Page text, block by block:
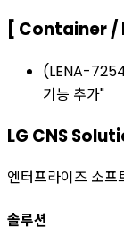
[ Container /
(LENA-
기능 추가"
LG CNS
엔터프라이즈 소프
솔루션